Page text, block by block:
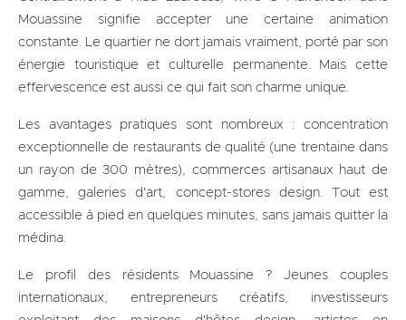
Mouassine signifie accepter une certaine animation
constante. Le quartier ne dort jamais vraiment, porté par son
énergie touristique et culturelle permanente. Mais cette
effervescence est aussi ce qui fait son charme unique.
Les avantages pratiques sont nombreux : concentration
exceptionnelle de restaurants de qualité (une trentaine dans
un rayon de 300 mètres), commerces artisanaux haut de
gamme, galeries d'art, concept-stores design. Tout est
accessible à pied en quelques minutes, sans jamais quitter la
médina.
Le profil des résidents Mouassine ? Jeunes couples
internationaux, entrepreneurs créatifs, investisseurs